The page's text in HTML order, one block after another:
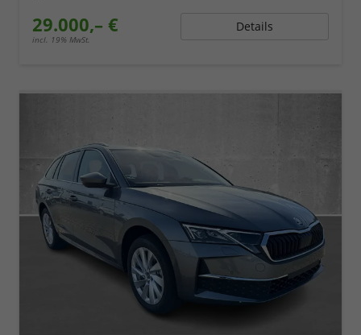
29.000,– €
incl. 19% MwSt.
Details